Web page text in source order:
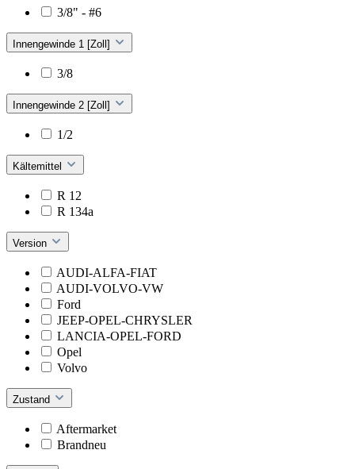
3/8" - #6
Innengewinde 1 [Zoll]
3/8
Innengewinde 2 [Zoll]
1/2
Kältemittel
R 12
R 134a
Version
AUDI-ALFA-FIAT
AUDI-VOLVO-VW
Ford
JEEP-OPEL-CHRYSLER
LANCIA-OPEL-FORD
Opel
Volvo
Zustand
Aftermarket
Brandneu